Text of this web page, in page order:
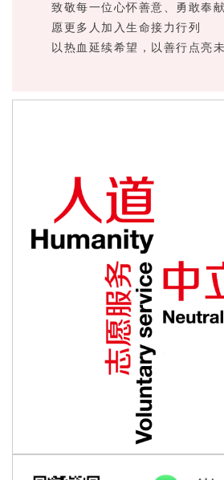
致敬每一位心怀善意、勇敢奉
愿更多人加入生命接力行列
以热血延续希望，以善行点亮